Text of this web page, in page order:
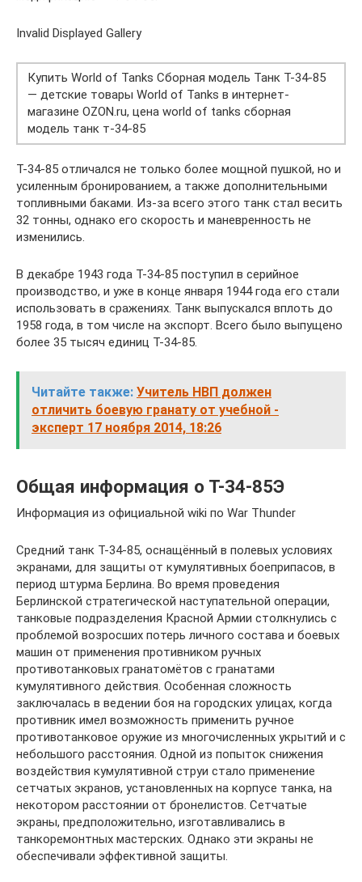
Invalid Displayed Gallery
Купить World of Tanks Сборная модель Танк Т-34-85
— детские товары World of Tanks в интернет-
магазине OZON.ru, цена world of tanks сборная
модель танк т-34-85
Т-34-85 отличался не только более мощной пушкой, но и
усиленным бронированием, а также дополнительными
топливными баками. Из-за всего этого танк стал весить
32 тонны, однако его скорость и маневренность не
изменились.
В декабре 1943 года Т-34-85 поступил в серийное
производство, и уже в конце января 1944 года его стали
использовать в сражениях. Танк выпускался вплоть до
1958 года, в том числе на экспорт. Всего было выпущено
более 35 тысяч единиц Т-34-85.
Читайте также: Учитель НВП должен
отличить боевую гранату от учебной -
эксперт 17 ноября 2014, 18:26
Общая информация о Т-34-85Э
Информация из официальной wiki по War Thunder
Средний танк Т-34-85, оснащённый в полевых условиях
экранами, для защиты от кумулятивных боеприпасов, в
период штурма Берлина. Во время проведения
Берлинской стратегической наступательной операции,
танковые подразделения Красной Армии столкнулись с
проблемой возросших потерь личного состава и боевых
машин от применения противником ручных
противотанковых гранатомётов с гранатами
кумулятивного действия. Особенная сложность
заключалась в ведении боя на городских улицах, когда
противник имел возможность применить ручное
противотанковое оружие из многочисленных укрытий и с
небольшого расстояния. Одной из попыток снижения
воздействия кумулятивной струи стало применение
сетчатых экранов, установленных на корпусе танка, на
некотором расстоянии от бронелистов. Сетчатые
экраны, предположительно, изготавливались в
танкоремонтных мастерских. Однако эти экраны не
обеспечивали эффективной защиты.